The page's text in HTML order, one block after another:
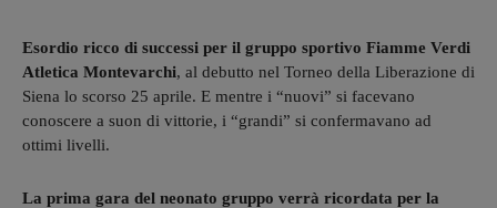
Esordio ricco di successi per il gruppo sportivo Fiamme Verdi
Atletica Montevarchi, al debutto nel Torneo della Liberazione di
Siena lo scorso 25 aprile. E mentre i “nuovi” si facevano
conoscere a suon di vittorie, i “grandi” si confermavano ad
ottimi livelli.
La prima gara del neonato gruppo verrà ricordata per la